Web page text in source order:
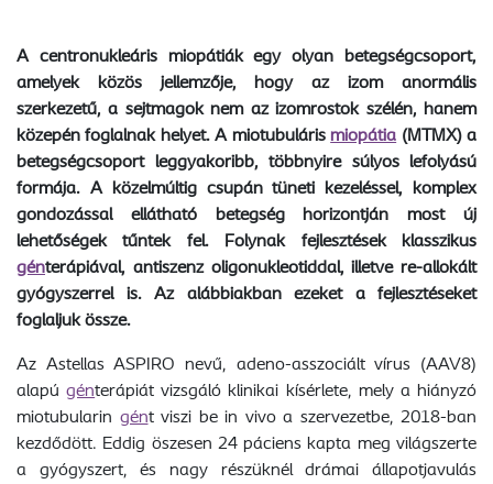
A centronukleáris miopátiák egy olyan betegségcsoport,
amelyek közös jellemzője, hogy az izom anormális
szerkezetű, a sejtmagok nem az izomrostok szélén, hanem
közepén foglalnak helyet. A miotubulárismiopátia (MTMX) a
betegségcsoport leggyakoribb, többnyire súlyos lefolyású
formája. A közelmúltig csupán tüneti kezeléssel, komplex
gondozással ellátható betegség horizontján most új
lehetőségek tűntek fel. Folynak fejlesztések klasszikus
génterápiával, antiszenz oligonukleotiddal, illetve re-allokált
gyógyszerrel is. Az alábbiakban ezeket a fejlesztéseket
foglaljuk össze.
Az Astellas ASPIRO nevű, adeno-asszociált vírus (AAV8)
alapúgénterápiát vizsgáló klinikai kísérlete, mely a hiányzó
miotubularin gént viszi be in vivo a szervezetbe, 2018-ban
kezdődött. Eddig öszesen 24 páciens kapta meg világszerte
a gyógyszert, és nagy részüknél drámai állapotjavulás